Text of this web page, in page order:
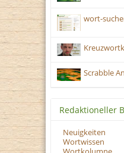
wort-
Scrabble
Redaktioneller
Neuigkeiten
Wortwissen